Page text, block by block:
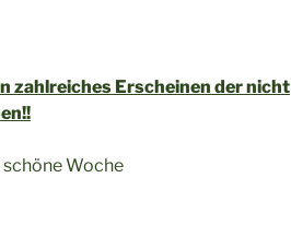
zahlreiches Erscheinen der nicht
schöne Woche